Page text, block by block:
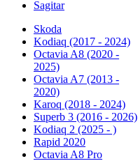
Sagitar
Skoda
Kodiaq (2017 - 2024)
Octavia A8 (2020 -
2025)
Octavia A7 (2013 -
2020)
Karoq (2018 - 2024)
Superb 3 (2016 - 2026)
Kodiaq 2 (2025 - )
Rapid 2020
Octavia A8 Pro